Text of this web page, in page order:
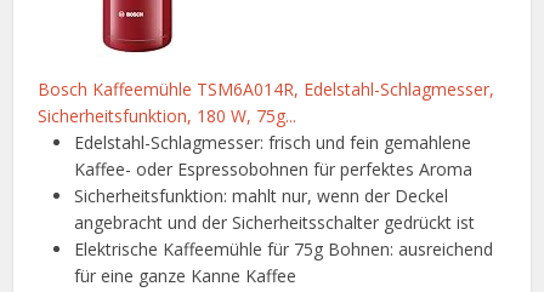
Bosch Kaffeemühle TSM6A014R, Edelstahl-Schlagmesser,
Sicherheitsfunktion, 180 W, 75g...
Edelstahl-Schlagmesser: frisch und fein gemahlene
Kaffee- oder Espressobohnen für perfektes Aroma
Sicherheitsfunktion: mahlt nur, wenn der Deckel
angebracht und der Sicherheitsschalter gedrückt ist
Elektrische Kaffeemühle für 75g Bohnen: ausreichend
für eine ganze Kanne Kaffee